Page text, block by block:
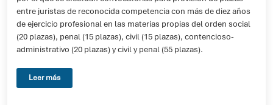
entre juristas de reconocida competencia con más de diez años
de ejercicio profesional en las materias propias del orden social
(20 plazas), penal (15 plazas), civil (15 plazas), contencioso-
administrativo (20 plazas) y civil y penal (55 plazas).
Leer más